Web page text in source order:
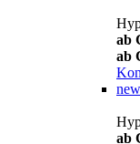
ab
ab
new
ab